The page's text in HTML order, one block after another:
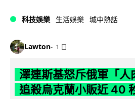
科技娛樂 生活娛樂 城中熱話
Lawton 1 日
澤連斯基怒斥俄軍「人
追殺烏克蘭小販近 40